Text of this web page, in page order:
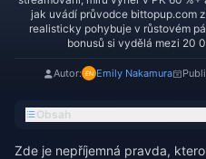
jak uvádí průvodce bittopup.com
realisticky pohybuje v růstovém
bonusů si vydělá mezi 20
Autor: Emily Nakamura
Obsah
Zde je nepříjemná pravda,